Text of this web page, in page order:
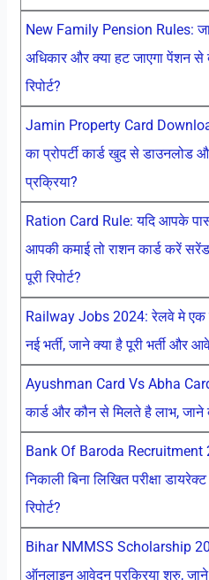
New Family Pension Rules:
अधिकार और क्या हट जाएगा पेंशन से
रिपोर्ट?
Jamin Property Card
का प्रोपर्टी कार्ड खुद से डाउनलोड
प्रक्रिया?
Ration Card Rule: यदि आपके
आपकी कमाई तो राशन कार्ड करें
पूरी रिपोर्ट?
Railway Jobs 2024: रेलवे मे एक
नई भर्ती, जाने क्या है पूरी भर्ती और
Ayushman Card Vs Abha
कार्ड और कौन से मिलते है लाभ, जाने
Bank Of Baroda
निकाली बिना लिखित परीक्षा
रिपोर्ट?
Bihar NMMSS Scholarship
ऑनलाइन आवेदन प्रक्रिया शुरु, जाने